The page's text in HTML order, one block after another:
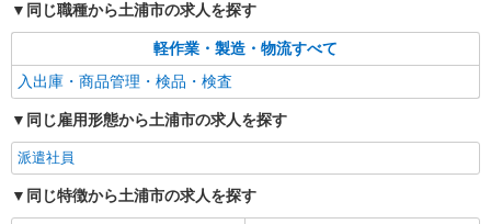
茨城県土浦市 ＊車・バイク通勤OK
キープ 詳細を見る
同じ職種から土浦市の求人を探す
軽作業・製造・物流すべて
入出庫・商品管理・検品・検査
同じ雇用形態から土浦市の求人を探す
派遣社員
同じ特徴から土浦市の求人を探す